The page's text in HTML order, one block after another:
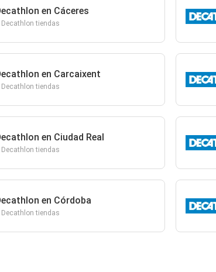
en Cáceres
tiendas
en Carcaixent
tiendas
en Ciudad Real
tiendas
en Córdoba
tiendas